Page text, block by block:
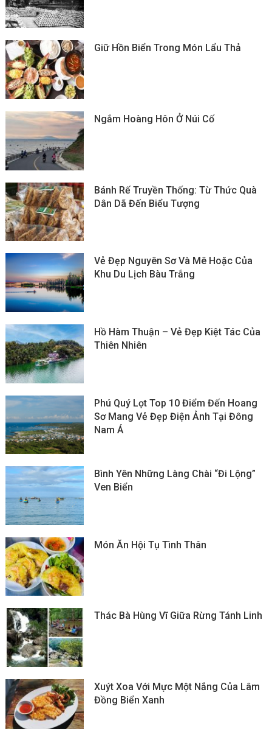
Giữ Hồn Biển Trong Món Lẩu Thả
Ngắm Hoàng Hôn Ở Núi Cố
Bánh Rế Truyền Thống: Từ Thức Quà
Dân Dã Đến Biểu Tượng
Vẻ Đẹp Nguyên Sơ Và Mê Hoặc Của
Khu Du Lịch Bàu Trắng
Hồ Hàm Thuận – Vẻ Đẹp Kiệt Tác Của
Thiên Nhiên
Phú Quý Lọt Top 10 Điểm Đến Hoang
Sơ Mang Vẻ Đẹp Điện Ảnh Tại Đông
Nam Á
Bình Yên Những Làng Chài “đi Lộng”
Ven Biển
Món Ăn Hội Tụ Tình Thân
Thác Bà Hùng Vĩ Giữa Rừng Tánh Linh
Xuýt Xoa Với Mực Một Nắng Của Lâm
Đồng Biển Xanh